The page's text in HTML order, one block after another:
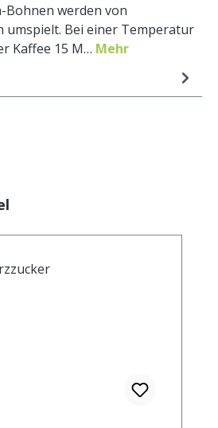
Bohnen werden von
umspielt. Bei einer Temperatur
Kaffee 15 M… Mehr